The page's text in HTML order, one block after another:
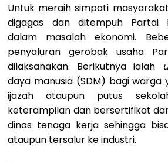
Untuk meraih simpati
digagas dan ditempuh Partai
dalam masalah ekonomi.
penyaluran gerobak usaha
dilaksanakan. Berikutnya ialah
daya manusia (SDM) bagi warga
ijazah ataupun putus
keterampilan dan bersertifikat
dinas tenaga kerja sehingga
ataupun tersalur ke industri.